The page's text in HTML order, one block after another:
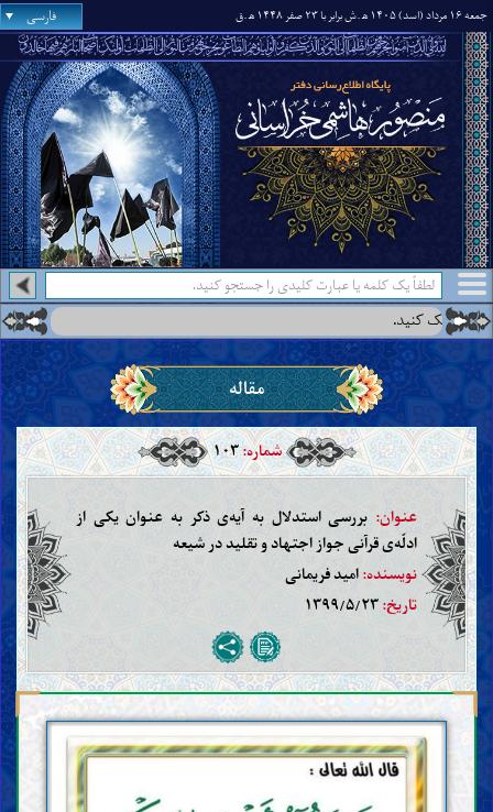
جمعه ۱۶ مرداد (اسد) ۱۴۰۵ ه‍ .ش برابر با ۲۳ صفر ۱۴۴۸ ه‍ .ق فارسی
درس‌هایی
مقاله
شماره:۱۰۳
عنوان: بررسی استدلال به آیه‌ی ذکر به عنوان یکی از
ادلّه‌ی قرآنی جواز اجتهاد و تقلید در شیعه
نویسنده:امید فریمانی
تاریخ:۱۳۹۹/۵/۲۳